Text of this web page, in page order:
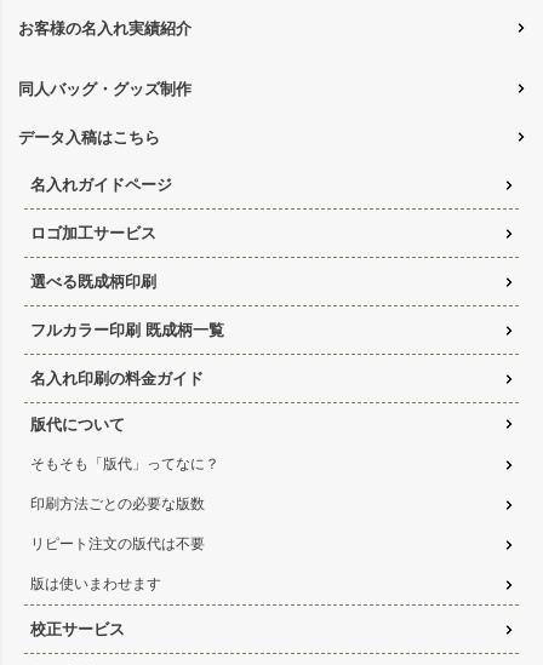
お客様の名入れ実績紹介
同人バッグ・グッズ制作
データ入稿はこちら
名入れガイドページ
ロゴ加工サービス
選べる既成柄印刷
フルカラー印刷 既成柄一覧
名入れ印刷の料金ガイド
版代について
そもそも「版代」ってなに？
印刷方法ごとの必要な版数
リピート注文の版代は不要
版は使いまわせます
校正サービス